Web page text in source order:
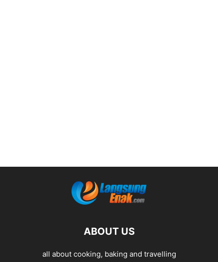
ABOUT US
all about cooking, baking and travelling